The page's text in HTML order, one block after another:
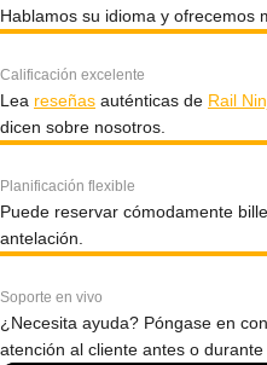
Hablamos su idioma y ofrecemos
Calificación excelente
Lea reseñas auténticas de Rail
dicen sobre nosotros.
Planificación flexible
Puede reservar cómodamente
antelación.
Soporte en vivo
¿Necesita ayuda? Póngase en
atención al cliente antes o durante